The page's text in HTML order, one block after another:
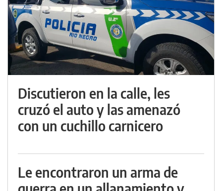
Discutieron en la calle, les
cruzó el auto y las amenazó
con un cuchillo carnicero
Le encontraron un arma de